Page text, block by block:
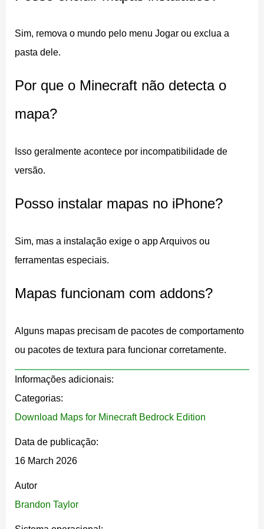
manualmente. A maioria dos mapas modernos para
Minecraft PE é distribuída como
incluindo terreno, estruturas, configurações e regras de
arquivos em poucos segundos.
Sumário
Baixar o arquivo do mapa
Selecionar o mundo instalado
Instalar mapas ZIP manualmente
mapas do Minecraft
Antes de instalar um mundo, é importante entender os
formatos disponíveis:
.mcworld— instalação automática. Formato
recomendado.
.zip
pasta do mundo
Sim, remova o mundo pelo menu Jogar ou exclua a
pasta dele.
Por que o Minecraft não detecta o
mapa?
Isso geralmente acontece por incompatibilidade de
versão.
Posso instalar mapas no iPhone?
Sim, mas a instalação exige o app Arquivos ou
ferramentas especiais.
Mapas funcionam com addons?
Alguns mapas precisam de pacotes de comportamento
ou pacotes de textura para funcionar corretamente.
Informações adicionais:
Categorias:
Download Maps for Minecraft Bedrock Edition
Data de publicação:
16 March 2026
Autor
Brandon Taylor